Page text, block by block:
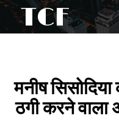
TCF
मनीष
ठगी करने वाला